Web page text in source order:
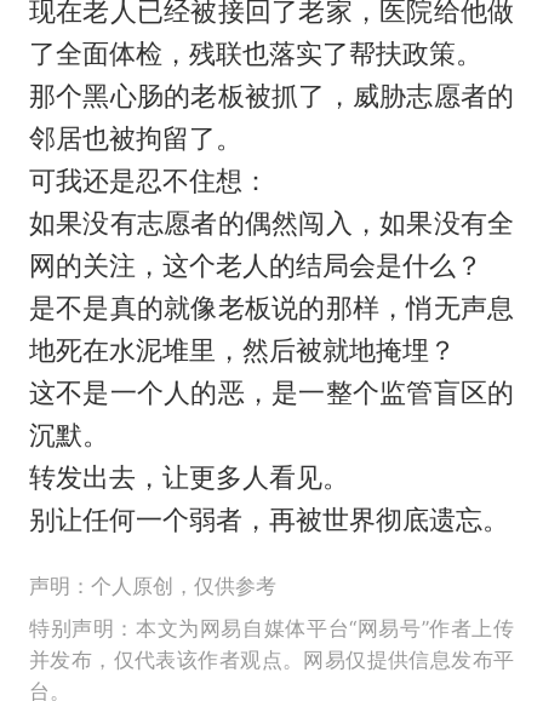
现在老人已经被接回了老家，医院给他做
了全面体检，残联也落实了帮扶政策。
那个黑心肠的老板被抓了，威胁志愿者的
邻居也被拘留了。
可我还是忍不住想：
如果没有志愿者的偶然闯入，如果没有全
网的关注，这个老人的结局会是什么？
是不是真的就像老板说的那样，悄无声息
地死在水泥堆里，然后被就地掩埋？
这不是一个人的恶，是一整个监管盲区的
沉默。
转发出去，让更多人看见。
别让任何一个弱者，再被世界彻底遗忘。
声明：个人原创，仅供参考
特别声明：本文为网易自媒体平台“网易号”作者上传
并发布，仅代表该作者观点。网易仅提供信息发布平
台。